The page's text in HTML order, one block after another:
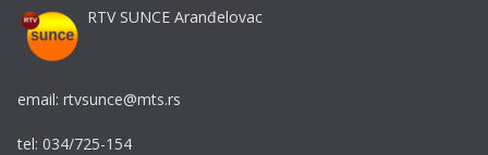
RTV SUNCE Aranđelovac
email: rtvsunce@mts.rs
tel: 034/725-154